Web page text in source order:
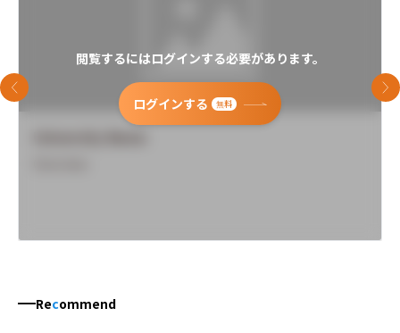
閲覧するにはログインする必要があります。
ログインする 無料
前のスライド 次
Recommend